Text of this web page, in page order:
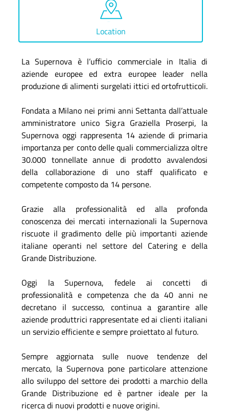
Location
La Supernova è l’ufficio commerciale in Italia di
aziende europee ed extra europee leader nella
produzione di alimenti surgelati ittici ed ortofrutticoli.
Fondata a Milano nei primi anni Settanta dall’attuale
amministratore unico Sig.ra Graziella Proserpi, la
Supernova oggi rappresenta 14 aziende di primaria
importanza per conto delle quali commercializza oltre
30.000 tonnellate annue di prodotto avvalendosi
della collaborazione di uno staff qualificato e
competente composto da 14 persone.
Grazie alla professionalità ed alla profonda
conoscenza dei mercati internazionali la Supernova
riscuote il gradimento delle più importanti aziende
italiane operanti nel settore del Catering e della
Grande Distribuzione.
Oggi la Supernova, fedele ai concetti di
professionalità e competenza che da 40 anni ne
decretano il successo, continua a garantire alle
aziende produttrici rappresentate ed ai clienti italiani
un servizio efficiente e sempre proiettato al futuro.
Sempre aggiornata sulle nuove tendenze del
mercato, la Supernova pone particolare attenzione
allo sviluppo del settore dei prodotti a marchio della
Grande Distribuzione ed è partner ideale per la
ricerca di nuovi prodotti e nuove origini.